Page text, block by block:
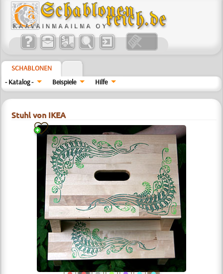
SCHABLONEN
- Katalog -
Beispiele Hilfe
Stuhl von IKEA